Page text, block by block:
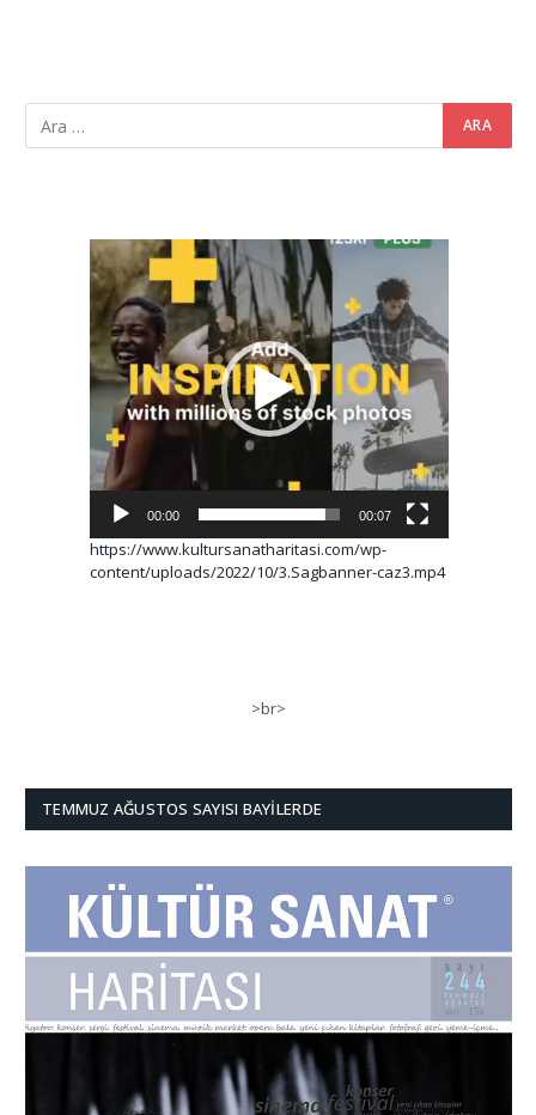
Video
oynatıcı
00:00 00:07
https://www.kultursanatharitasi.com/wp-
content/uploads/2022/10/3.Sagbanner-caz3.mp4
>br>
TEMMUZ AĞUSTOS SAYISI BAYILERDE